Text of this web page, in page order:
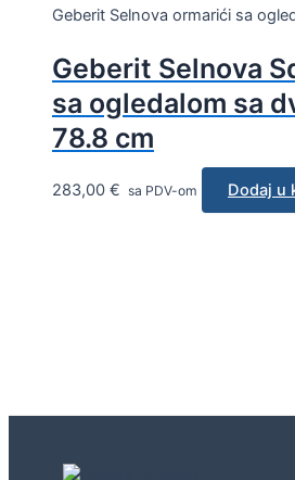
Geberit Selnova ormarići sa
Geberit Selnova
sa ogledalom sa
78.8 cm
283,00 € sa PDV-om Dodaj u